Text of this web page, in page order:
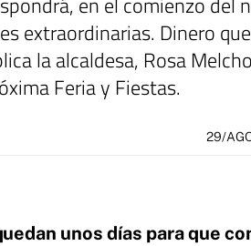
extraordinarias. Dinero
la alcaldesa, Rosa
Feria y Fiestas.
29/
unos días para que